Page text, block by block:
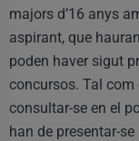
majors d’16 anys
aspirant, que
poden haver sigut
concursos. Tal com
consultar-se en el
han de presentar-